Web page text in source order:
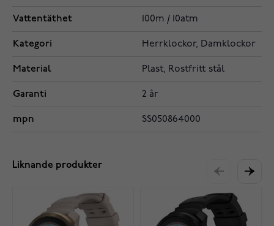
Vattentäthet 100m / 10atm
Kategori Herrklockor, Damklockor
Material Plast, Rostfritt stål
Garanti 2 år
mpn SS050864000
Liknande produkter